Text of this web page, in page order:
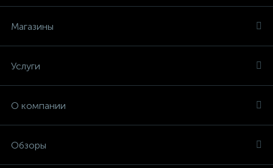
Магазины
Услуги
О компании
Обзоры